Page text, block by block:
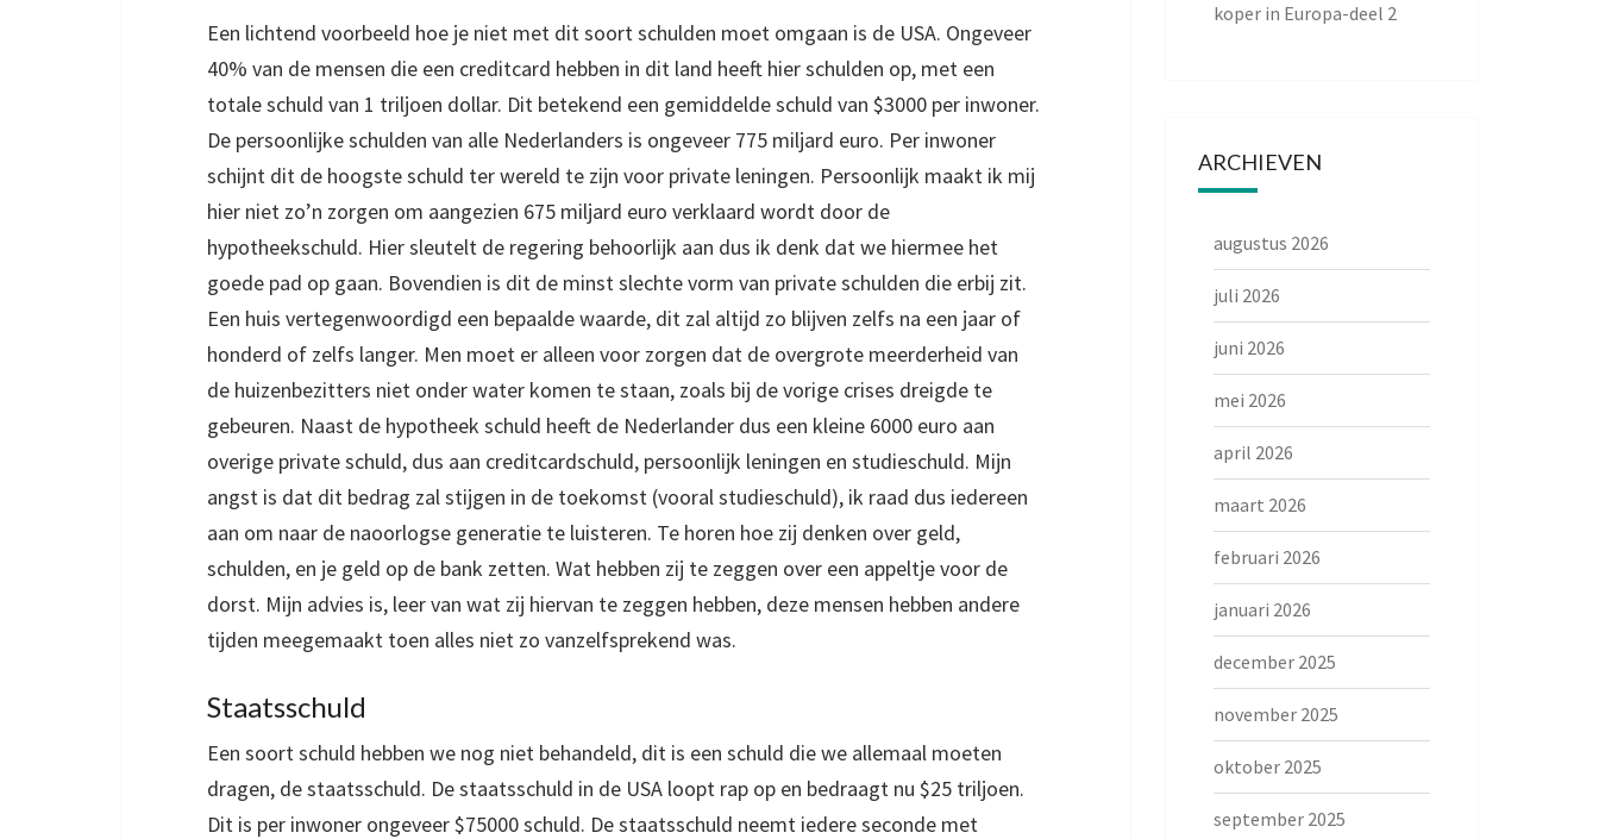
Een lichtend voorbeeld hoe je niet met dit soort schulden moet omgaan is de USA. Ongeveer
40% van de mensen die een creditcard hebben in dit land heeft hier schulden op, met een
totale schuld van 1 triljoen dollar. Dit betekend een gemiddelde schuld van $3000 per inwoner.
De persoonlijke schulden van alle Nederlanders is ongeveer 775 miljard euro. Per inwoner
schijnt dit de hoogste schuld ter wereld te zijn voor private leningen. Persoonlijk maakt ik mij
hier niet zo’n zorgen om aangezien 675 miljard euro verklaard wordt door de
hypotheekschuld. Hier sleutelt de regering behoorlijk aan dus ik denk dat we hiermee het
goede pad op gaan. Bovendien is dit de minst slechte vorm van private schulden die erbij zit.
Een huis vertegenwoordigd een bepaalde waarde, dit zal altijd zo blijven zelfs na een jaar of
honderd of zelfs langer. Men moet er alleen voor zorgen dat de overgrote meerderheid van
de huizenbezitters niet onder water komen te staan, zoals bij de vorige crises dreigde te
gebeuren. Naast de hypotheek schuld heeft de Nederlander dus een kleine 6000 euro aan
overige private schuld, dus aan creditcardschuld, persoonlijk leningen en studieschuld. Mijn
angst is dat dit bedrag zal stijgen in de toekomst (vooral studieschuld), ik raad dus iedereen
aan om naar de naoorlogse generatie te luisteren. Te horen hoe zij denken over geld,
schulden, en je geld op de bank zetten. Wat hebben zij te zeggen over een appeltje voor de
dorst. Mijn advies is, leer van wat zij hiervan te zeggen hebben, deze mensen hebben andere
tijden meegemaakt toen alles niet zo vanzelfsprekend was.
Staatsschuld
Een soort schuld hebben we nog niet behandeld, dit is een schuld die we allemaal moeten
dragen, de staatsschuld. De staatsschuld in de USA loopt rap op en bedraagt nu $25 triljoen.
Dit is per inwoner ongeveer $75000 schuld. De staatsschuld neemt iedere seconde met
koper in Europa-deel 2
ARCHIEVEN
augustus 2026
juli 2026
juni 2026
mei 2026
april 2026
maart 2026
februari 2026
januari 2026
december 2025
november 2025
oktober 2025
september 2025